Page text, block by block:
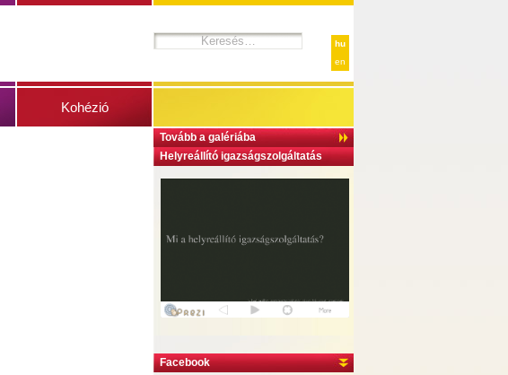
hu
en
Tovább a galériába
Helyreállító igazságszolgáltatás
Facebook
Kohézió